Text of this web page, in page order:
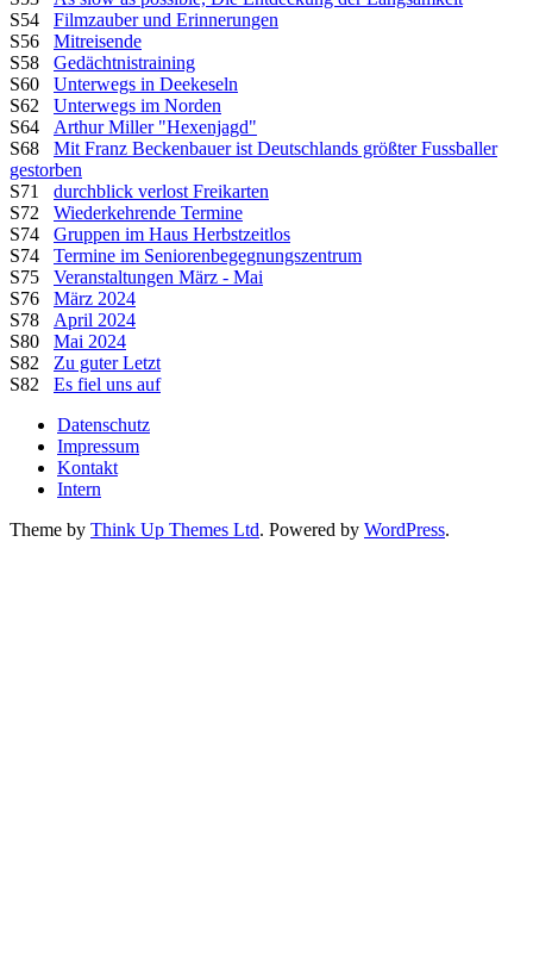
S54 Filmzauber und Erinnerungen
S56 Mitreisende
S58 Gedächtnistraining
S60 Unterwegs in Deekeseln
S62 Unterwegs im Norden
S64 Arthur Miller "Hexenjagd"
S68 Mit Franz Beckenbauer ist Deutschlands größter Fussballer
gestorben
S71 durchblick verlost Freikarten
S72 Wiederkehrende Termine
S74 Gruppen im Haus Herbstzeitlos
S74 Termine im Seniorenbegegnungszentrum
S75 Veranstaltungen März - Mai
S76 März 2024
S78 April 2024
S80 Mai 2024
S82 Zu guter Letzt
S82 Es fiel uns auf
Datenschutz
Impressum
Kontakt
Intern
Theme by Think Up Themes Ltd. Powered by WordPress.